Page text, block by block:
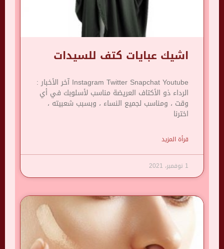
اشيك عبايات كتف للسيدات
Instagram Twitter Snapchat Youtube آخر الأخبار :
الرداء ذو ​​الأكتاف العريضة مناسب لأسلوبك في أي
وقت ، ومناسب لجميع النساء ، وبسبب شعبيته ،
اخترنا
قرأة المزيد
1 نوفمبر، 2021